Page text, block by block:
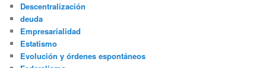
Descentralización
deuda
Empresarialidad
Estatismo
Evolución y órdenes espontáneos